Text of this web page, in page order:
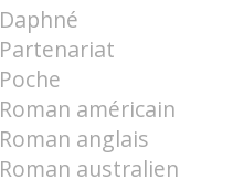
Daphné
Partenariat
Poche
Roman américain
Roman anglais
Roman australien